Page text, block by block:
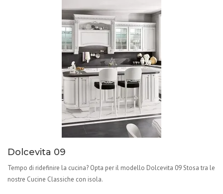
Dolcevita 09
Tempo di ridefinire la cucina? Opta per il modello Dolcevita 09 Stosa tra le
nostre Cucine Classiche con isola.